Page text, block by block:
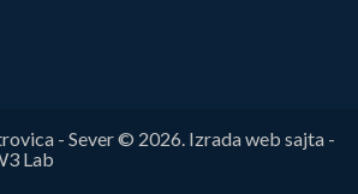
- Sever © 2026. Izrada web sajta -
Lab